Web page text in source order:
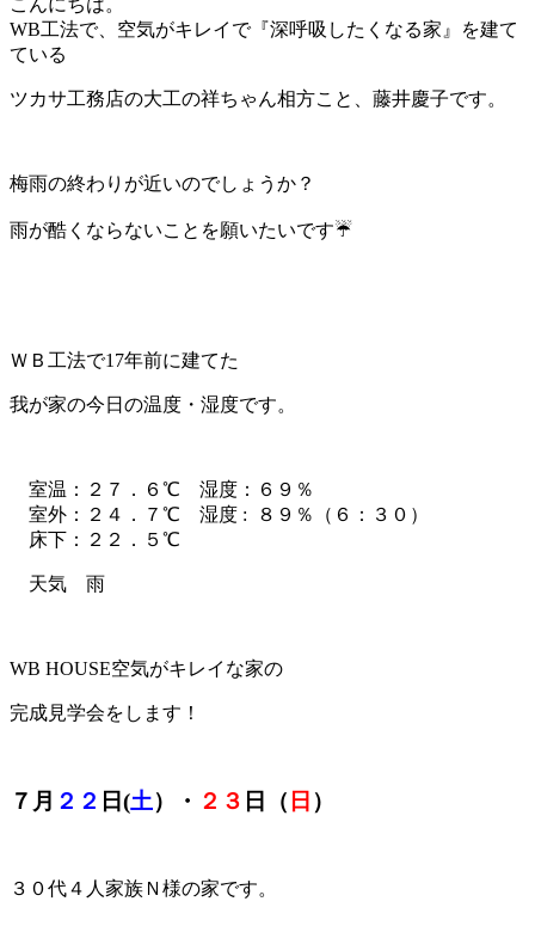
WB工法で、空気がキレイで『深呼吸したくなる家』を建て
ている
ツカサ工務店の大工の祥ちゃん相方こと、藤井慶子です。
梅雨の終わりが近いのでしょうか？
雨が酷くならないことを願いたいです☔
ＷＢ工法で17年前に建てた
我が家の今日の温度・湿度です。
室温：２７．６℃ 湿度：６９％
室外：２４．７℃ 湿度 : ８９％（６：３０）
床下：２２．５℃
天気 雨
WB HOUSE空気がキレイな家の
完成見学会をします！
７月 ２２ 日(土）・ ２３ 日（ 日 ）
３０代４人家族Ｎ様の家です。